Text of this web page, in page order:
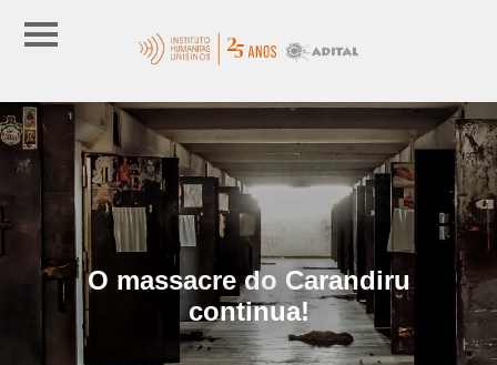
O massacre do Carandiru
continua!